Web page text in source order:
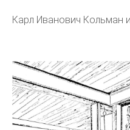
Карл Иванович Кольман